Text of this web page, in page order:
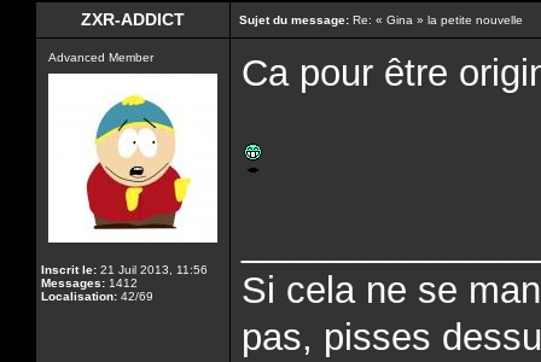
ZXR-ADDICT Sujet du message: Re: « Gina » la petite nouvelle
Advanced Member
Inscrit le: 21 Juil 2013, 11:56
Messages: 1412
Localisation: 42/69
Ca pour être
Si cela ne se
pas, pisses